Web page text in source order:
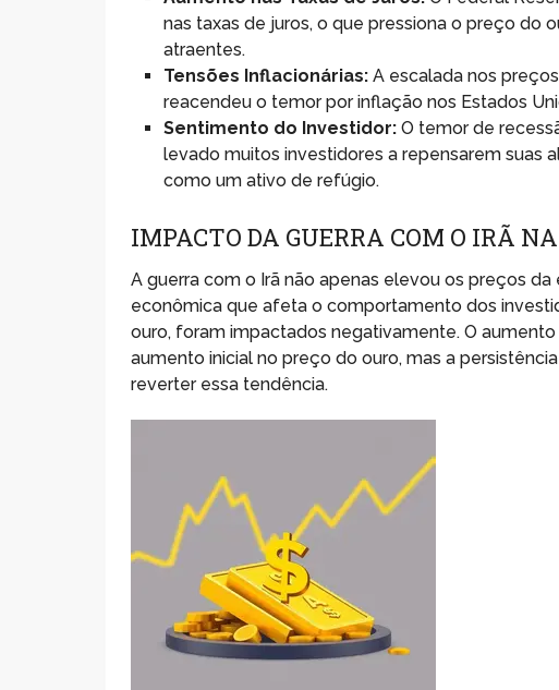
nas taxas de juros, o que pressiona o preço do
atraentes.
Tensões Inflacionárias: A escalada nos
reacendeu o temor por inflação nos Estados
Sentimento do Investidor: O temor de
levado muitos investidores a repensarem suas
como um ativo de refúgio.
IMPACTO DA GUERRA COM O IRÃ
A guerra com o Irã não apenas elevou os preços
econômica que afeta o comportamento dos
ouro, foram impactados negativamente. O
aumento inicial no preço do ouro, mas a
reverter essa tendência.